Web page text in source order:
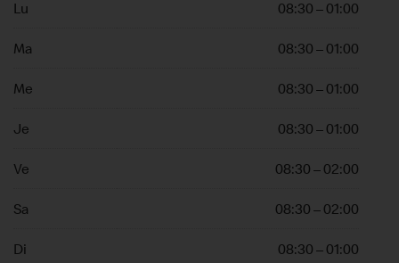
Lu 08:30 – 01:00
Ma 08:30 – 01:00
Me 08:30 – 01:00
Je 08:30 – 01:00
Ve 08:30 – 02:00
Sa 08:30 – 02:00
Di 08:30 – 01:00